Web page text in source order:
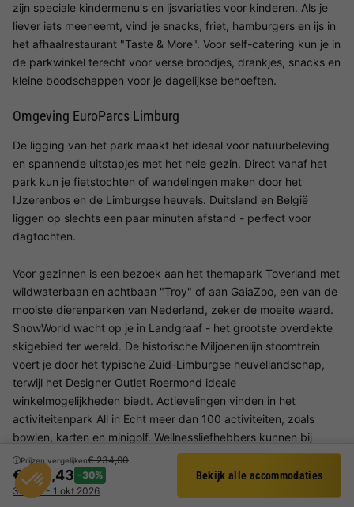
Filter
Prijzen vergelijken€ 234,90
-30%
€ 164,43
30 sep - 1 okt 2026
Bekijk alle accommodaties
zijn speciale kindermenu's en ijsvariaties voor kinderen. Als je
liever iets meeneemt, vind je snacks, friet, hamburgers en ijs in
het afhaalrestaurant "Taste & More". Voor self-catering kun je in
de parkwinkel terecht voor verse broodjes, drankjes, snacks en
kleine boodschappen voor je dagelijkse behoeften.
Omgeving EuroParcs Limburg
De ligging van het park maakt het ideaal voor natuurbeleving
en spannende uitstapjes met het hele gezin. Direct vanaf het
park kun je fietstochten of wandelingen maken door het
IJzerenbos en de Limburgse heuvels. Duitsland en België
liggen op slechts een paar minuten afstand - perfect voor
dagtochten.
Voor gezinnen is een bezoek aan het themapark Toverland met
wildwaterbaan en achtbaan "Troy" of aan GaiaZoo, een van de
mooiste dierenparken van Nederland, zeker de moeite waard.
SnowWorld wacht op je in Landgraaf - het grootste overdekte
skigebied ter wereld. De historische Miljoenenlijn stoomtrein
voert je door het typische Zuid-Limburgse heuvellandschap,
terwijl het Designer Outlet Roermond ideale
winkelmogelijkheden biedt. Actievelingen vinden in het
activiteitenpark All in Echt meer dan 100 activiteiten, zoals
bowlen, karten en minigolf. Wellnessliefhebbers kunnen bij
Thermae 2000 genieten van het thermale water, het
saunalandschap en het uitzicht over de Limburgse heuvels.